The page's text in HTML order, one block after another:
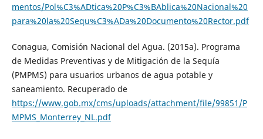
mentos/Pol%C3%ADtica%20P%C3%BAblica%20Nacional%20
para%20la%20Sequ%C3%ADa%20Documento%20Rector.pdf
Conagua, Comisión Nacional del Agua. (2015a). Programa
de Medidas Preventivas y de Mitigación de la Sequía
(PMPMS) para usuarios urbanos de agua potable y
saneamiento. Recuperado de
https://www.gob.mx/cms/uploads/attachment/file/99851/P
MPMS_Monterrey_NL.pdf